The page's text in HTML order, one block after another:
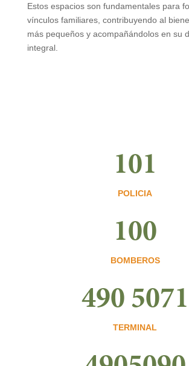
Estos espacios son fundamentales para
vínculos familiares, contribuyendo al
más pequeños y acompañándolos en su
integral.
101
POLICIA
100
BOMBEROS
490 5071
TERMINAL